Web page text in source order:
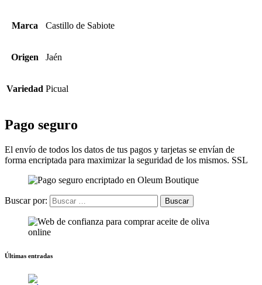
Marca Castillo de Sabiote
Origen Jaén
Variedad Picual
Pago seguro
El envío de todos los datos de tus pagos y tarjetas se envían de
forma encriptada para maximizar la seguridad de los mismos. SSL
Buscar por:
Últimas entradas